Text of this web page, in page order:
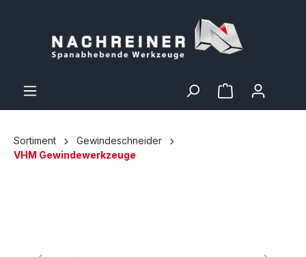
Sortiment
Gewindeschneider
VHM Gewindewerkzeuge